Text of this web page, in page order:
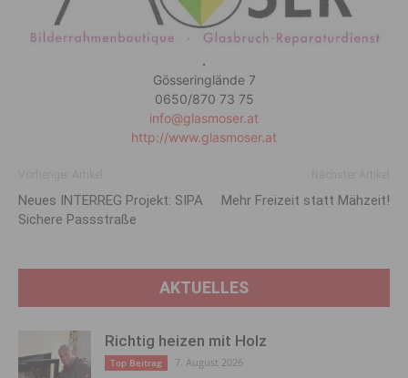
.
Gösseringlände 7
0650/870 73 75
info@glasmoser.at
http://www.glasmoser.at
Neues INTERREG Projekt: SIPA
Sichere Passstraße
Mehr Freizeit statt Mähzeit!
AKTUELLES
Richtig heizen mit Holz
Top Beitrag 7. August 2026